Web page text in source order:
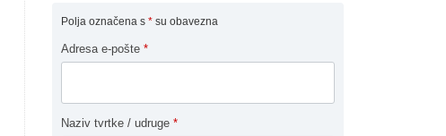
Polja označena s * su obavezna
Adresa e-pošte *
Naziv tvrtke / udruge *